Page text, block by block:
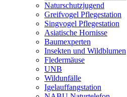
Naturschutzjugend
Greifvogel Pflegestation
Singvogel Pflegestation
Asiatische Hornisse
Baumexperten
Insekten und Wildblumen
Fledermäuse
UNB
Wildunfälle
Igelauffangstation